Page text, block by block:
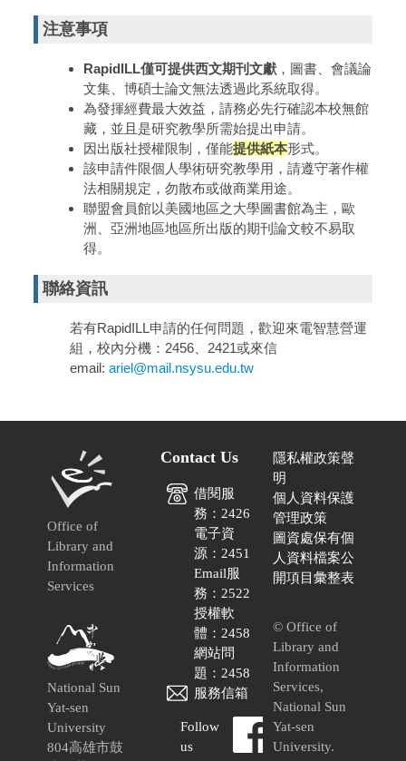
注意事項
RapidILL僅可提供西文期刊文獻 ，圖書、會議論
文集、博碩士論文無法透過此系統取得。
為發揮經費最大效益，請務必先行確認本校無館
藏，並且是研究教學所需始提出申請。
因出版社授權限制，僅能提供紙本形式。
該申請件限個人學術研究教學用，請遵守著作權
法相關規定，勿散布或做商業用途。
聯盟會員館以美國地區之大學圖書館為主，歐
洲、亞洲地區地區所出版的期刊論文較不易取
得。
聯絡資訊
若有RapidILL申請的任何問題，歡迎來電智慧營運
組，校內分機：2456、2421或來信
email:ariel@mail.nsysu.edu.tw
Office of
Library and
Information
Services
National Sun
Yat-sen
University
804高雄市鼓
Contact Us
借閱服
務：2426
電子資
源：2451
Email服
務：2522
授權軟
體：2458
網站問
題：2458
服務信箱
Follow
us
隱私權政策聲
明
個人資料保護
管理政策
圖資處保有個
人資料檔案公
開項目彙整表
© Office of
Library and
Information
Services,
National Sun
Yat-sen
University.